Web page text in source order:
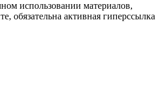
использовании материалов,
обязательна активная гиперссылка